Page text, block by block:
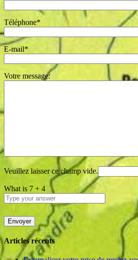
Téléphone*
E-mail*
Votre message:
Veuillez laisser ce champ vide.
What is 7 + 4
Articles récents